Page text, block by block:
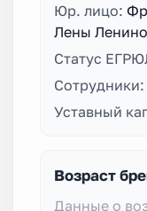
Юр. лицо:
Лены
Статус
Сотрудники:
Уставный
Возраст
Данные о